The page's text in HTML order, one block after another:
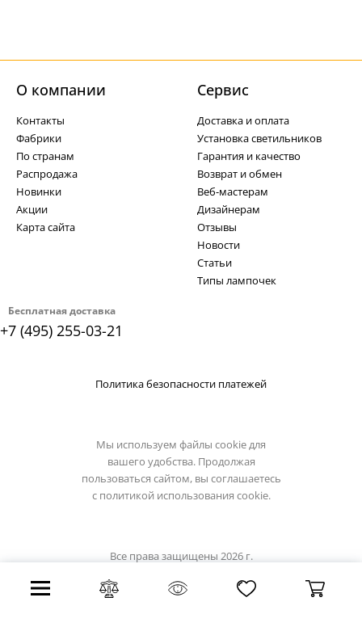
Бесплатная доставка
+7 (495) 255-03-21
О компании
Контакты
Фабрики
По странам
Распродажа
Новинки
Акции
Карта сайта
Cервис
Доставка и оплата
Установка светильников
Гарантия и качество
Возврат и обмен
Веб-мастерам
Дизайнерам
Отзывы
Новости
Статьи
Типы лампочек
Политика безопасности платежей
Мы используем файлы cookie для
вашего удобства. Продолжая
пользоваться сайтом, вы соглашаетесь
с политикой использования cookie.
Все права защищены 2026 г.